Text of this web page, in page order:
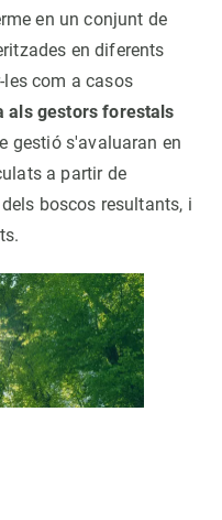
en un conjunt de
en diferents
com a casos
als gestors forestals
gestió s'avaluaran en
a partir de
boscos resultants, i